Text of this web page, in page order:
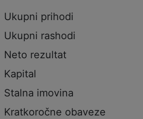
Ukupni prihodi
Ukupni rashodi
Neto rezultat
Kapital
Stalna imovina
Kratkoročne obaveze